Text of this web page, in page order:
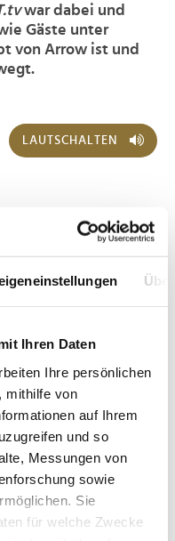
Ihren Daten
Ihre persönlichen
mithilfe von
auf Ihrem
und so
Messungen von
sowie
Sie
für welche Zwecke
war dabei und
Gäste unter
von Arrow ist und
LAUTSCHALTEN
klicken Sie bitte